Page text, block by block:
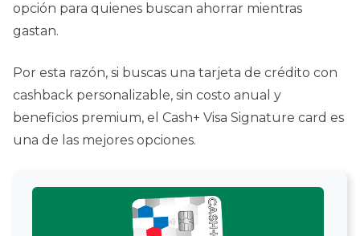
opción para quienes buscan ahorrar mientras
gastan.
Por esta razón, si buscas una tarjeta de crédito con
cashback personalizable, sin costo anual y
beneficios premium, el Cash+ Visa Signature card es
una de las mejores opciones.